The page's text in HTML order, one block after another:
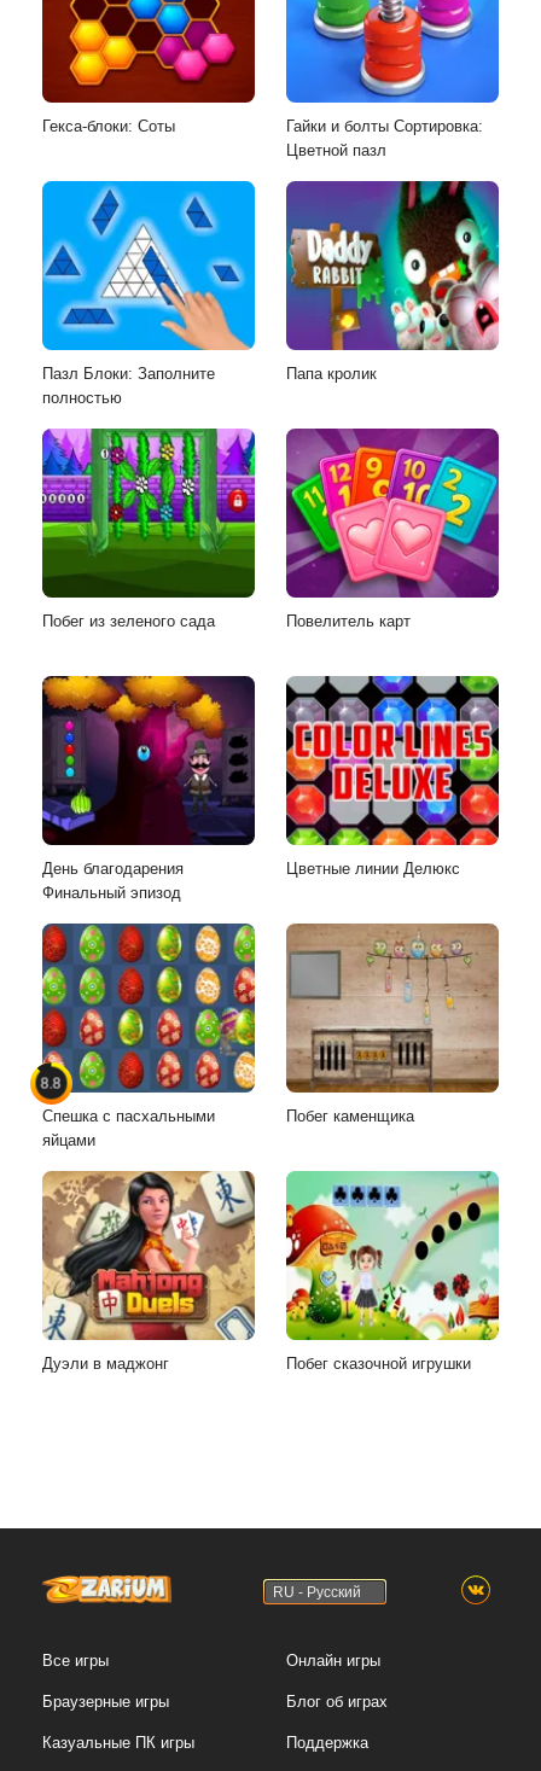
Гекса-блоки: Соты
Гайки и болты Сортировка:
Цветной пазл
Пазл Блоки: Заполните
полностью
Папа кролик
Побег из зеленого сада Повелитель карт
День благодарения
Финальный эпизод
Цветные линии Делюкс
8.8
Спешка с пасхальными
яйцами
Побег каменщика
Дуэли в маджонг Побег сказочной игрушки
RU - Русский
Все игры
Браузерные игры
Казуальные ПК игры
Онлайн игры
Блог об играх
Поддержка